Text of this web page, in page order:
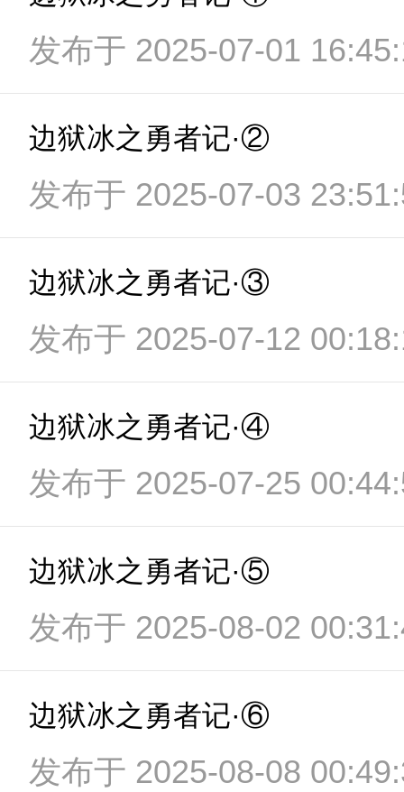
发布于 2025-07-01
边狱冰之勇者记·②
发布于 2025-07-03
边狱冰之勇者记·③
发布于 2025-07-12
边狱冰之勇者记·④
发布于 2025-07-25
边狱冰之勇者记·⑤
发布于 2025-08-02
边狱冰之勇者记·⑥
发布于 2025-08-08